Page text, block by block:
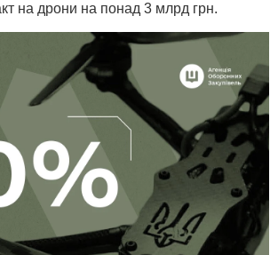
на дрони на понад 3 млрд грн.